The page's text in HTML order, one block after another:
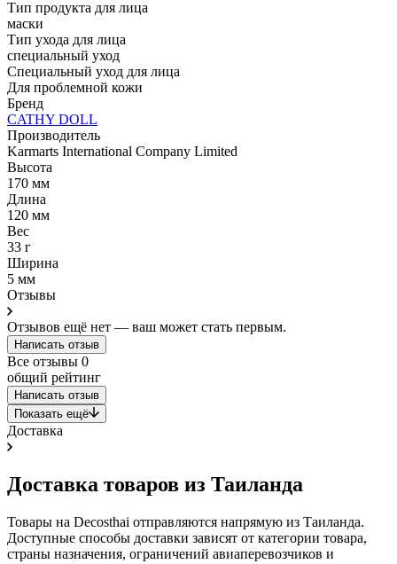
Тип продукта для лица
маски
Тип ухода для лица
специальный уход
Специальный уход для лица
Для проблемной кожи
Бренд
CATHY DOLL
Производитель
Karmarts International Company Limited
Высота
170 мм
Длина
120 мм
Вес
33 г
Ширина
5 мм
Отзывы
Отзывов ещё нет — ваш может стать первым.
Написать отзыв
Все отзывы 0
общий рейтинг
Написать отзыв
Показать ещё
Доставка
Доставка товаров из Таиланда
Товары на Decosthai отправляются напрямую из Таиланда.
Доступные способы доставки зависят от категории товара,
страны назначения, ограничений авиаперевозчиков и